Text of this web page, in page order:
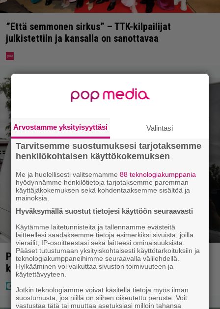
”Että semmonen sirkus” – TTK-kilpailijat
julkistettiin ja kansalla on sanottavaa
Poliisilla tehovalvonta – tästä kysymys ja näin
kauan kestää
Arvostamme yksityisyyttäsi Valintasi
Tarvitsemme suostumuksesi tarjotaksemme
henkilökohtaisen käyttökokemuksen
Me ja huolellisesti valitsemamme88 teknologiakumppania
hyödynnämme henkilötietoja tarjotaksemme paremman
käyttäjäkokemuksen sekä kohdentaaksemme sisältöä ja
mainoksia.
Hyväksymällä suostut tietojesi käyttöön seuraavasti
Käytämme laitetunnisteita ja tallennamme evästeitä
laitteellesi saadaksemme tietoja esimerkiksi sivuista, joilla
vierailit, IP-osoitteestasi sekä laitteesi ominaisuuksista.
Pääset tutustumaan yksityiskohtaisesti käyttötarkoituksiin ja
teknologiakumppaneihimme seuraavalla välilehdellä.
Hylkääminen voi vaikuttaa sivuston toimivuuteen ja
käytettävyyteen.
Jotkin teknologiamme voivat käsitellä tietoja myös ilman
suostumusta, jos niillä on siihen oikeutettu peruste. Voit
vastustaa tätä tai muuttaa asetuksiasi milloin tahansa